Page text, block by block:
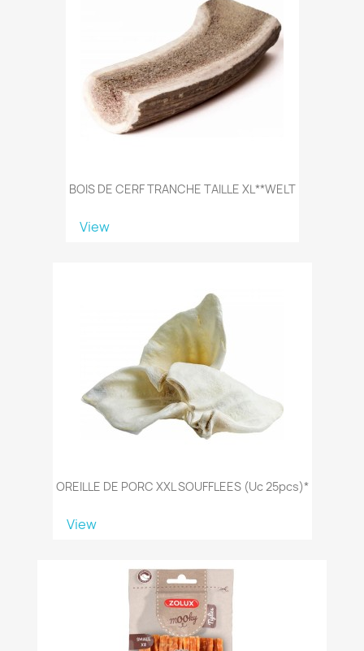
BOIS DE CERF TRANCHE TAILLE XL**WELT
View
OREILLE DE PORC XXL SOUFFLEES (uc 25pcs)*
View